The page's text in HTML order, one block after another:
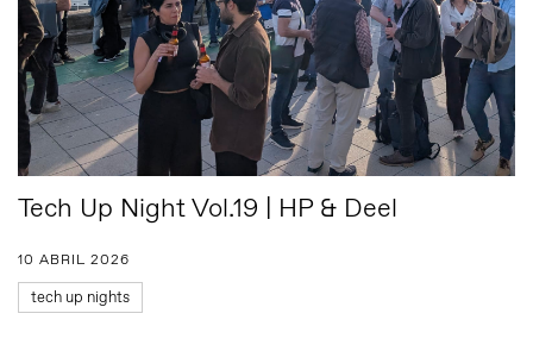
Tech Up Night Vol.19 | HP & Deel
10 ABRIL 2026
tech up nights